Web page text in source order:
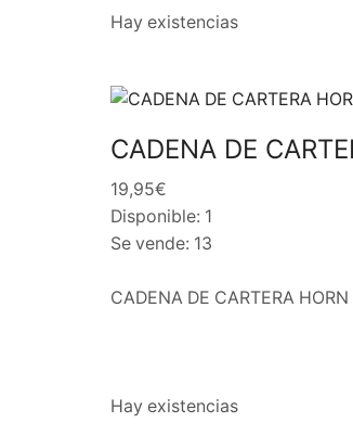
Hay existencias
CADENA DE
19,95€
Disponible: 1
Se vende: 13
CADENA DE CARTERA
Hay existencias